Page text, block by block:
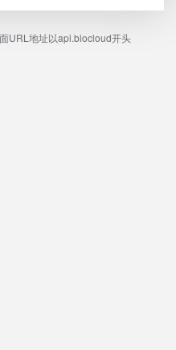
URL地址以api.biocloud开头